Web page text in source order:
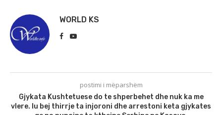
WORLD KS
postimi i mëparshëm
Gjykata Kushtetuese do te shperbehet dhe nuk ka me
vlere. Iu bej thirrje ta injoroni dhe arrestoni keta gjykates